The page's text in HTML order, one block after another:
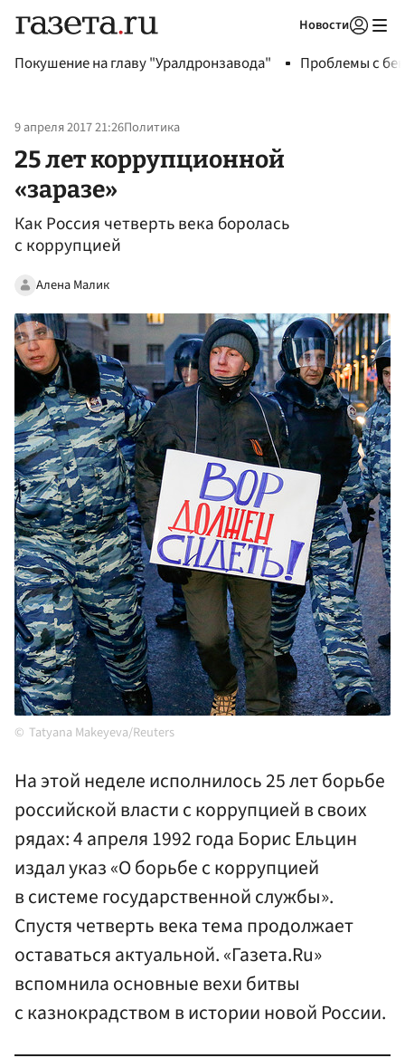
Новости
Покушение на главу "Уралдронзавода" Проблемы с
9 апреля 2017 21:26Политика
25 лет коррупционной
«заразе»
Как Россия четверть века боролась
с коррупцией
Алена Малик
Tatyana Makeyeva/Reuters
На этой неделе исполнилось 25 лет борьбе
российской власти с коррупцией в своих
рядах: 4 апреля 1992 года Борис Ельцин
издал указ «О борьбе с коррупцией
в системе государственной службы».
Спустя четверть века тема продолжает
оставаться актуальной. «Газета.Ru»
вспомнила основные вехи битвы
с казнокрадством в истории новой России.